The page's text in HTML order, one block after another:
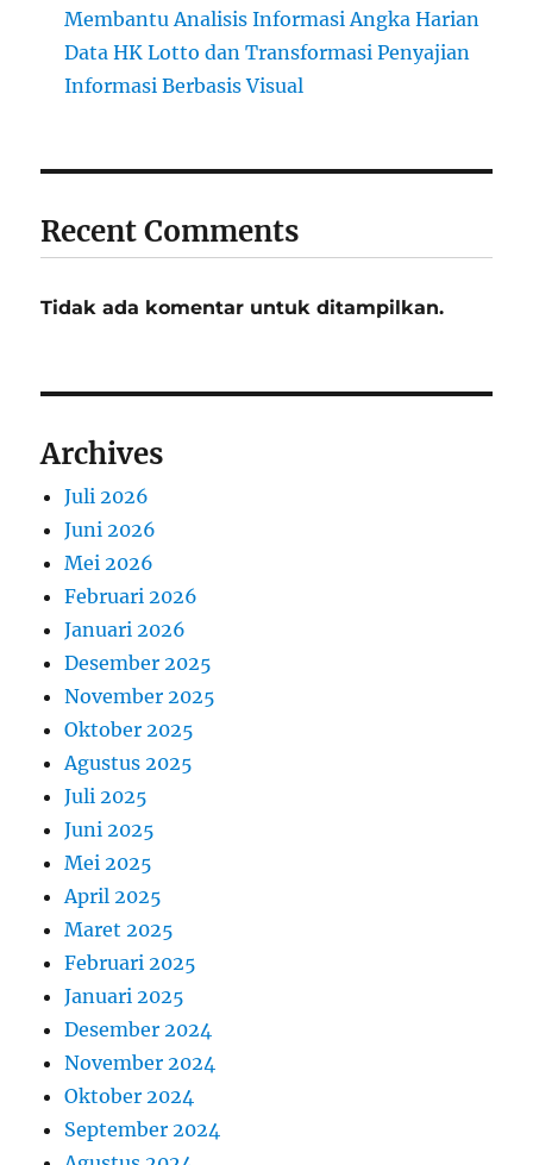
Membantu Analisis Informasi Angka Harian
Data HK Lotto dan Transformasi Penyajian
Informasi Berbasis Visual
Recent Comments
Tidak ada komentar untuk ditampilkan.
Archives
Juli 2026
Juni 2026
Mei 2026
Februari 2026
Januari 2026
Desember 2025
November 2025
Oktober 2025
Agustus 2025
Juli 2025
Juni 2025
Mei 2025
April 2025
Maret 2025
Februari 2025
Januari 2025
Desember 2024
November 2024
Oktober 2024
September 2024